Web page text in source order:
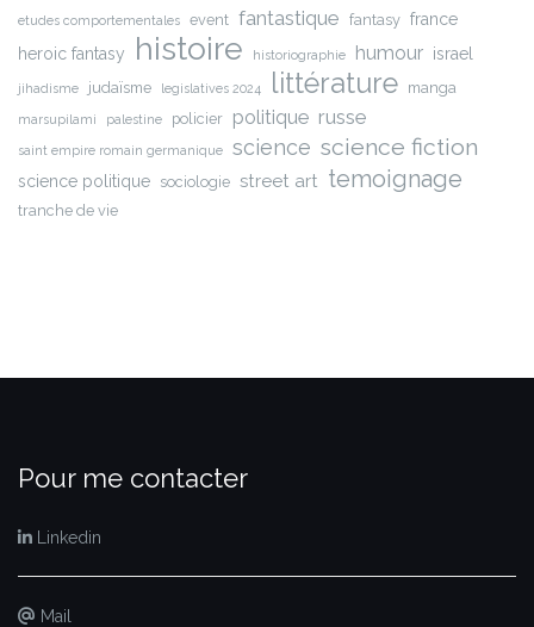
etudes comportementales event fantastique fantasy france
heroic fantasy
histoire historiographie humour israel
jihadisme judaïsme legislatives 2024 littérature manga
marsupilami palestine policier politique russe
saint empire romain germanique science science fiction
science politique sociologie street art temoignage
tranche de vie
Pour me contacter
Linkedin
Mail